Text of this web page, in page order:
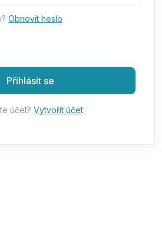
Obnovit heslo
Přihlásit se
účet? Vytvořit účet